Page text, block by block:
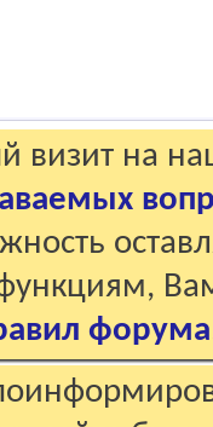
визит на
функциям,
форума